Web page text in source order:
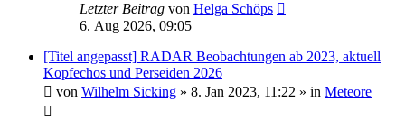
Letzter Beitrag von Helga Schöps
6. Aug 2026, 09:05
[Titel angepasst] RADAR Beobachtungen ab 2023, aktuell
Kopfechos und Perseiden 2026
von Wilhelm Sicking » 8. Jan 2023, 11:22 » in Meteore